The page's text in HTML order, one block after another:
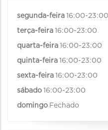
segunda-feira 16:00-23:00
terça-feira 16:00-23:00
quarta-feira 16:00-23:00
quinta-feira 16:00-23:00
sexta-feira 16:00-23:00
sábado 16:00-23:00
domingo Fechado